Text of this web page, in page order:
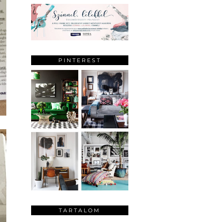
PINTEREST
TARTALOM